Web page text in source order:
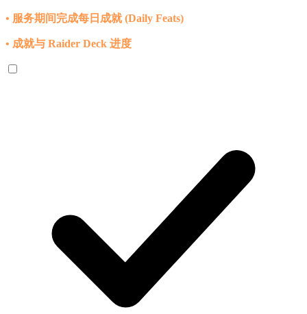
• 服务期间完成每日成就 (Daily Feats)
• 成就与 Raider Deck 进度